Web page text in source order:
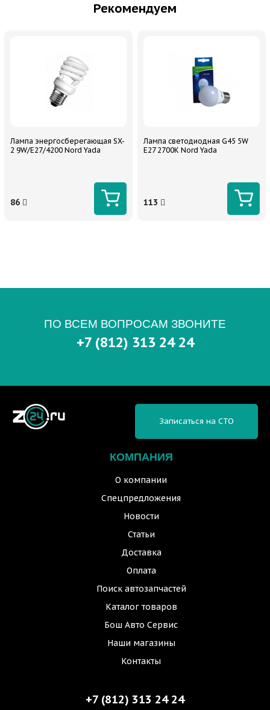
Рекомендуем
Лампа энергосберегающая SX-
2 9W/E27/4200 Nord Yada
86
Лампа светодиодная G45 5W
E27 2700K Nord Yada
113
ПО ВСЕМ ВОПРОСАМ ЗВОНИТЕ
+7 (812) 313 24 24
КОМПАНИЯ
О компании
Спецпредложения
Новости
Статьи
Доставка
Оплата
Поиск автозапчастей
Каталог товаров
Бош Авто Сервис
Наши магазины
Контакты
Записаться на СТО
+7 (812) 313 24 24